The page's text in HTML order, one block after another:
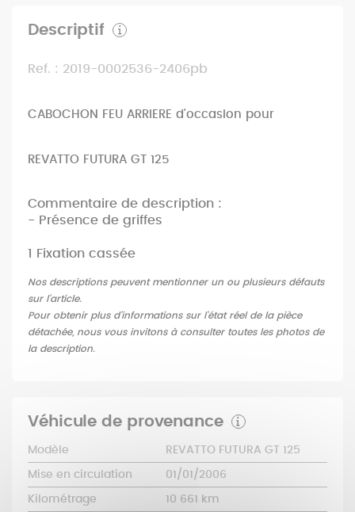
Descriptif
Ref. : 2019-0002536-2406pb
CABOCHON FEU ARRIERE d'occasion pour
REVATTO FUTURA GT 125
Commentaire de description :
- Présence de griffes
1 Fixation cassée
Nos descriptions peuvent mentionner un ou plusieurs défauts
sur l'article.
Pour obtenir plus d'informations sur l'état réel de la pièce
détachée, nous vous invitons à consulter toutes les photos de
la description.
Véhicule de provenance
Modèle REVATTO FUTURA GT 125
Mise en circulation 01/01/2006
Kilométrage 10 661 km